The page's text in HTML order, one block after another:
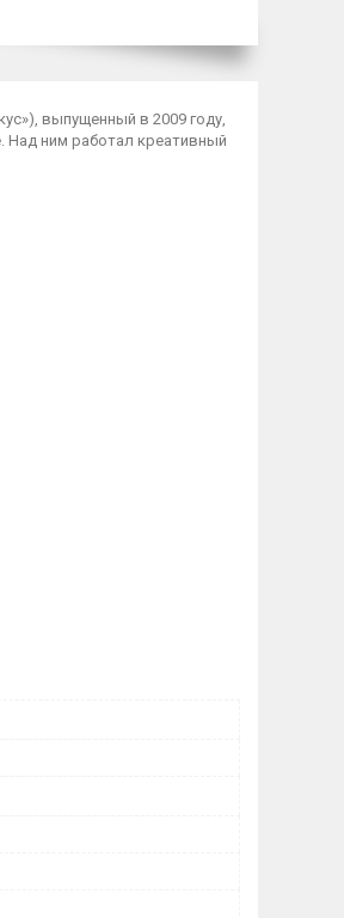
выпущенный в 2009 году,
Над ним работал креативный